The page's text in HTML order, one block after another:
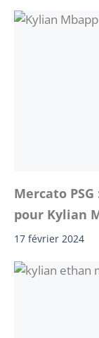
Mercato
pour Kylian
17 février 2024